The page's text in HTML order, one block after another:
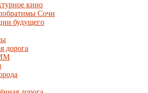
кино
Сочи
будущего
дорога